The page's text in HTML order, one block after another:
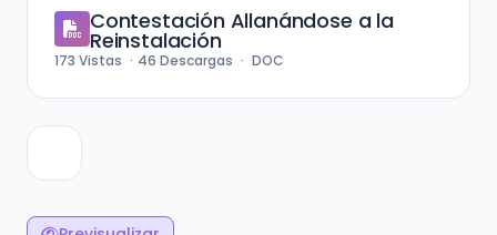
Contestación Allanándose a la
Reinstalación
173 Vistas 46 Descargas DOC